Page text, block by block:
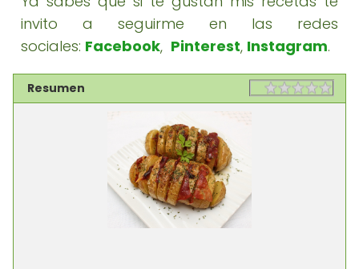
invito a seguirme en las redes
sociales: Facebook, Pinterest, Instagram.
Resumen Rating